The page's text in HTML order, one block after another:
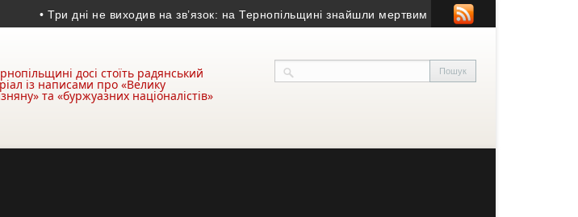
• Три дні не виходив на зв’язок: на Тернопільщині знайшли мертвим 58-річного чоловіка
досі стоїть радянський
із написами про «Велику
та «буржуазних націоналістів»